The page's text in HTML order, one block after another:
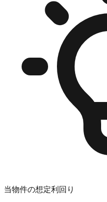
当物件の想定利回り